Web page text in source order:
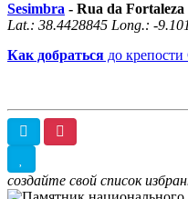
Sesimbra - Rua da Fortaleza
Lat.: 38.4428845 Long.: -
Как добраться до крепости
создайте свой список